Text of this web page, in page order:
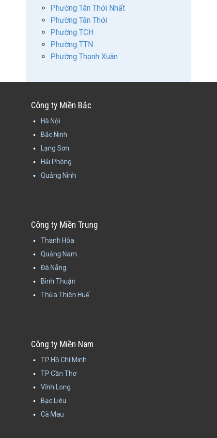
Phường Tân Thới Nhất
Phường Tân Thới
Phường TCH
Phường TTN
Phường Thạnh Xuân
Công ty Miền Bắc
Hà Nội
Bắc Ninh
Lạng Sơn
Hải Phòng
Quảng Ninh
Công ty Miền Trung
Thanh Hóa
Quảng Nam
Đà Nẵng
Bình Thuận
Thừa Thiên Huế
Công ty Miền Nam
TP Hồ Chí Minh
TP Cần Thơ
Vĩnh Long
Bạc Liêu
Cà Mau